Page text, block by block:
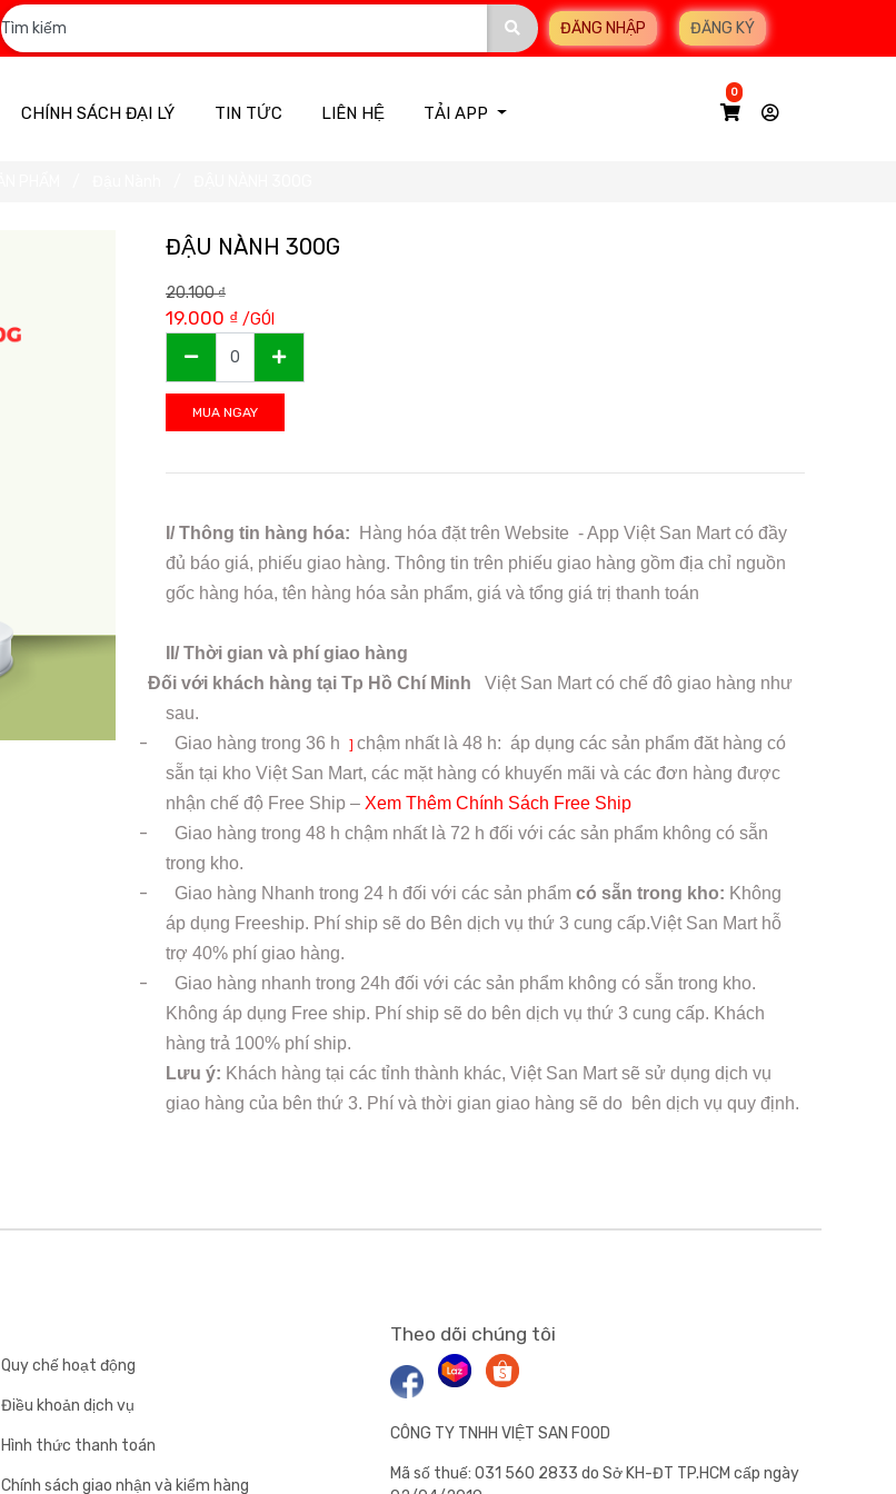
ĐĂNG NHẬP ĐĂNG KÝ
CHÍNH SÁCH ĐẠI LÝ TIN TỨC LIÊN HỆ TẢI APP
0
ĐẬU NÀNH 300G
20.100₫
19.000 ₫ /GÓI
MUA NGAY
I/ Thông tin hàng hóa:
Hàng hóa đặt trên Website - App Việt San Mart có đầy
đủ báo giá, phiếu giao hàng. Thông tin trên phiếu giao hàng gồm địa chỉ nguồn
gốc hàng hóa, tên hàng hóa sản phẩm, giá và tổng giá trị thanh toán
II/ Thời gian và phí giao hàng
Đối với khách hàng tại Tp Hồ Chí Minh
Việt San Mart có chế đô giao hàng như
sau.
- Giao hàng trong 36 h
chậm nhất là 48 h: áp dụng các sản phẩm đăt hàng có
sẵn tại kho Việt San Mart, các mặt hàng có khuyến mãi và các đơn hàng được
nhận chế độ Free Ship – Xem Thêm Chính Sách Free Ship
-
Giao hàng trong 48 h chậm nhất là 72 h đối với các sản phẩm không có sẵn
trong kho.
- Giao hàng Nhanh trong 24 h đối với các sản phẩm có sẵn trong kho: Không
áp dụng Freeship. Phí ship sẽ do Bên dịch vụ thứ 3 cung cấp.Việt San Mart hỗ
trợ 40% phí giao hàng.
-
Giao hàng nhanh trong 24h đối với các sản phẩm không có sẵn trong kho.
Không áp dụng Free ship. Phí ship sẽ do bên dịch vụ thứ 3 cung cấp. Khách
hàng trả 100% phí ship.
Lưu ý: Khách hàng tại các tỉnh thành khác, Việt San Mart sẽ sử dụng dịch vụ
giao hàng của bên thứ 3. Phí và thời gian giao hàng sẽ do bên dịch vụ quy định.
Quy chế hoạt động
Điều khoản dịch vụ
Hình thức thanh toán
Chính sách giao nhận và kiểm hàng
Theo dõi chúng tôi
CÔNG TY TNHH VIỆT SAN FOOD
Mã số thuế: 031 560 2833 do Sở KH-ĐT TP.HCM cấp ngày